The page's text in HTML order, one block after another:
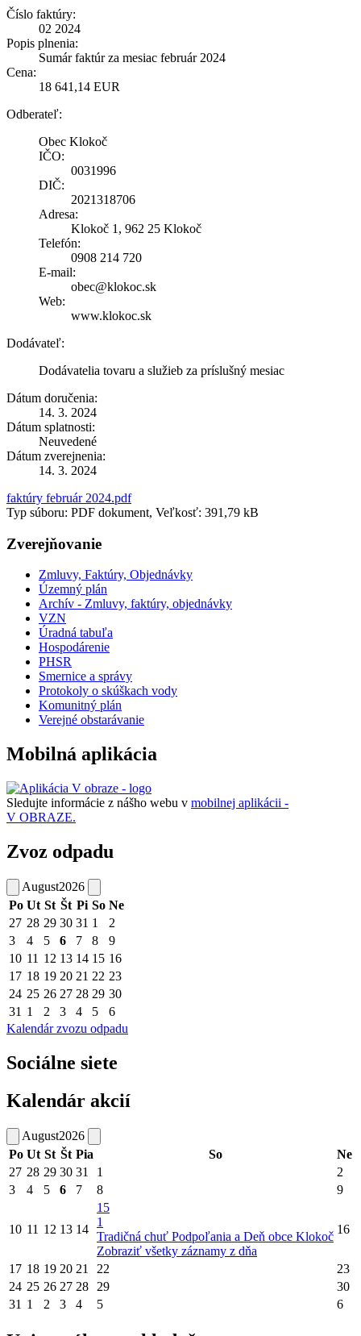
Číslo faktúry:
02 2024
Popis plnenia:
Sumár faktúr za mesiac február 2024
Cena:
18 641,14 EUR
Odberateľ:
Obec Klokoč
IČO:
0031996
DIČ:
2021318706
Adresa:
Klokoč 1, 962 25 Klokoč
Telefón:
0908 214 720
E-mail:
obec@klokoc.sk
Web:
www.klokoc.sk
Dodávateľ:
Dodávatelia tovaru a služieb za príslušný mesiac
Dátum doručenia:
14. 3. 2024
Dátum splatnosti:
Neuvedené
Dátum zverejnenia:
14. 3. 2024
faktúry február 2024.pdf
Typ súboru: PDF dokument, Veľkosť: 391,79 kB
Zverejňovanie
Zmluvy, Faktúry, Objednávky
Územný plán
Archív - Zmluvy, faktúry, objednávky
VZN
Úradná tabuľa
Hospodárenie
PHSR
Smernice a správy
Protokoly o skúškach vody
Komunitný plán
Verejné obstarávanie
Mobilná aplikácia
Sledujte informácie z nášho webu v mobilnej aplikácii -
V OBRAZE.
Zvoz odpadu
August2026
Po Ut St Št Pi So Ne
27 28 29 30 31 1
2
3
4 5 6 7 8
9
10 11 12 13 14 15 16
17 18 19 20 21 22 23
24 25 26 27 28 29 30
31 1 2 3 4 5
6
Kalendár zvozu odpadu
Sociálne siete
Kalendár akcií
August2026
Po Ut St Št Pia So
Ne
27 28 29 30 31 1
2
3
4 5 6 7 8 9
10 11 12 13 14
15
1
Tradičná chuť Podpoľania a Deň obce Klokoč
Zobraziť všetky záznamy z dňa
16
17 18 19 20 21 22
23
24 25 26 27 28 29
30
31 1 2 3 4 5 6